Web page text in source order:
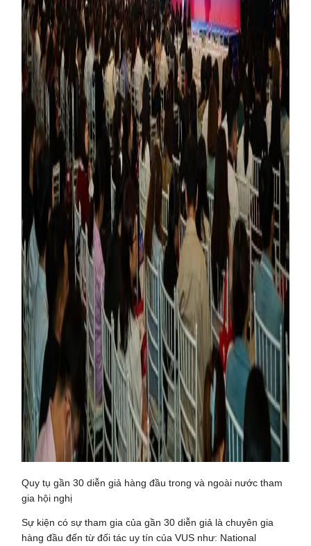
Quy tụ gần 30 diễn giả hàng đầu trong và ngoài nước tham
gia hội nghị
Sự kiện có sự tham gia của gần 30 diễn giả là chuyên gia
hàng đầu đến từ đối tác uy tín của VUS như: National